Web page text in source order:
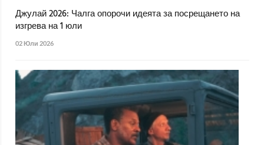
Джулай 2026: Чалга опорочи идеята за посрещането на
изгрева на 1 юли
02 Юли 2026